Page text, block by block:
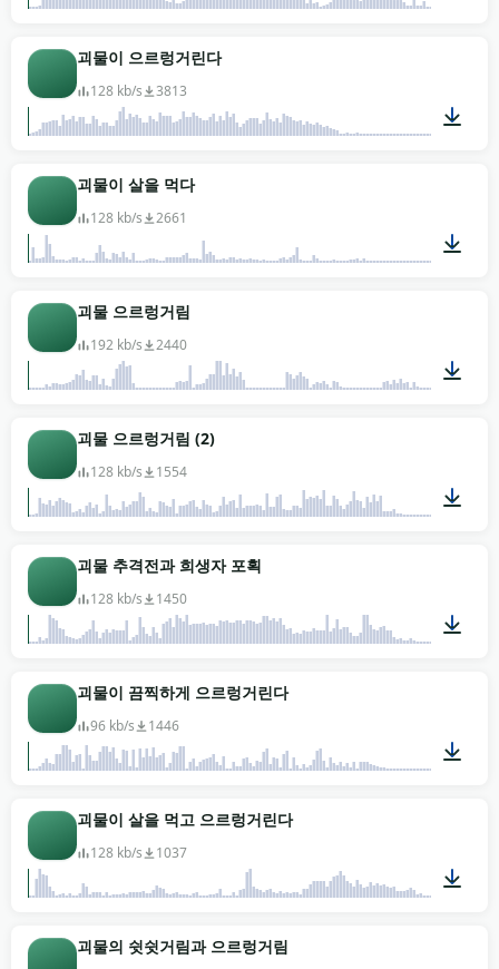
레딧 표기도 없어요. 저작권 없는 MP3.
괴물이 으르렁거린다
128 kb/s 3813
괴물이 살을 먹다
128 kb/s 2661
괴물 으르렁거림
192 kb/s 2440
괴물 으르렁거림 (2)
128 kb/s 1554
괴물 추격전과 희생자 포획
128 kb/s 1450
괴물이 끔찍하게 으르렁거린다
96 kb/s 1446
괴물이 살을 먹고 으르렁거린다
128 kb/s 1037
괴물의 쉿쉿거림과 으르렁거림